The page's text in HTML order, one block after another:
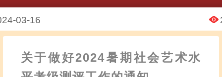
03-16
关于做好2024暑期社会艺术水